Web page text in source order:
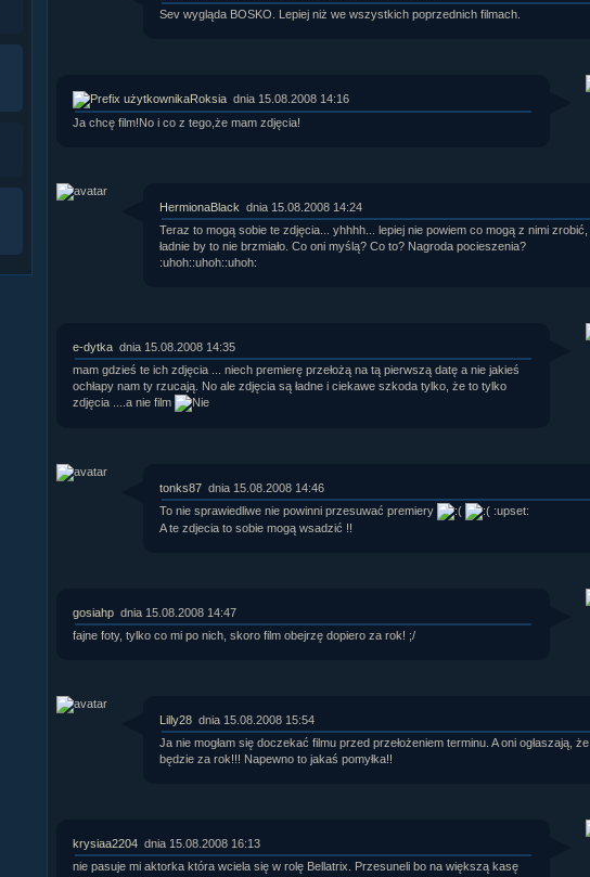
Sev wygląda BOSKO. Lepiej niż we wszystkich poprzednich filmach.
Roksia dnia 15.08.2008 14:16
Ja chcę film!No i co z tego,że mam zdjęcia!
HermionaBlack dnia 15.08.2008 14:24
Teraz to mogą sobie te zdjęcia... yhhhh... lepiej nie powiem co mogą z nimi zrobić,
ładnie by to nie brzmiało. Co oni myślą? Co to? Nagroda pocieszenia?
:uhoh::uhoh::uhoh:
e-dytka dnia 15.08.2008 14:35
mam gdzieś te ich zdjęcia ... niech premierę przełożą na tą pierwszą datę a nie jakieś
ochłapy nam ty rzucają. No ale zdjęcia są ładne i ciekawe szkoda tylko, że to tylko
zdjęcia ....a nie film
tonks87 dnia 15.08.2008 14:46
To nie sprawiedliwe nie powinni przesuwać premiery
:upset:
A te zdjecia to sobie mogą wsadzić !!
gosiahp dnia 15.08.2008 14:47
fajne foty, tylko co mi po nich, skoro film obejrzę dopiero za rok! ;/
Lilly28 dnia 15.08.2008 15:54
Ja nie mogłam się doczekać filmu przed przełożeniem terminu. A oni ogłaszają, że
będzie za rok!!! Napewno to jakaś pomyłka!!
krysiaa2204 dnia 15.08.2008 16:13
nie pasuje mi aktorka która wciela się w rolę Bellatrix. Przesuneli bo na większą kasę